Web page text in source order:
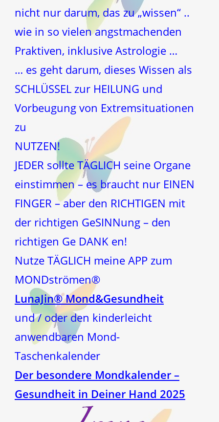
nicht nur darum, das zu „wissen“ ..
wie in so vielen angstmachenden
Praktiven, inklusive Astrologie …
… es geht darum, dieses Wissen als
SCHLÜSSEL zur HEILUNG und
Vorbeugung von Extremsituationen
zu
NUTZEN!
JEDER sollte TÄGLICH seine Organe
einstimmen – es braucht nur EINEN
FINGER – aber den RICHTIGEN mit
der richtigen GeSINNung – den
richtigen Ge DANK en!
Nutze TÄGLICH meine APP zum
MONDströmen®
LunaJin® Mond&Gesundheit
und / oder den kinderleicht
anwendbaren Mond-
Taschenkalender
Der besondere Mondkalender –
Gesundheit in Deiner Hand 2025